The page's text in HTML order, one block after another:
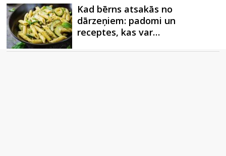
Kad bērns atsakās no
dārzeņiem: padomi un
receptes, kas var…